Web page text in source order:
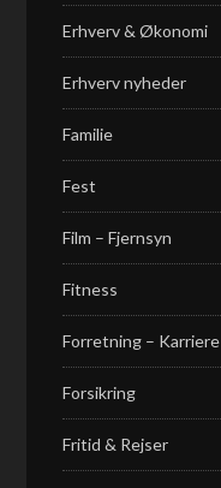
Erhverv & Økonomi
Erhverv nyheder
Familie
Fest
Film – Fjernsyn
Fitness
Forretning – Karriere
Forsikring
Fritid & Rejser